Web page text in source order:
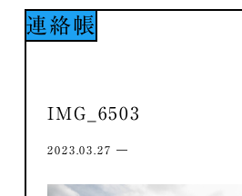
連絡帳
IMG_6503
2023.03.27 ―